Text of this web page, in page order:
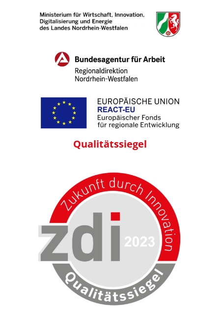
Qualitätssiegel